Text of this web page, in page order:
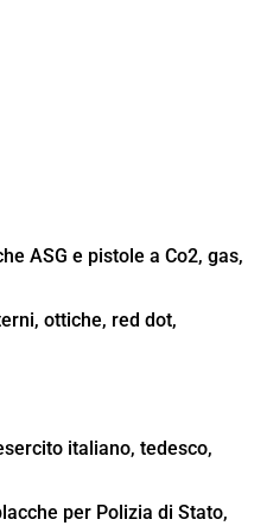
ASG e pistole a Co2, gas,
ottiche, red dot,
italiano, tedesco,
per Polizia di Stato,